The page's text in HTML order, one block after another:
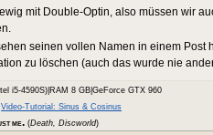
mit Double-Optin, also müssen wir
seinen vollen Namen in einem
zu löschen (auch das wurde nie
i5-4590S)|RAM 8 GB|GeForce GTX 960
Video-Tutorial: Sinus & Cosinus
ME. (Death, Discworld)